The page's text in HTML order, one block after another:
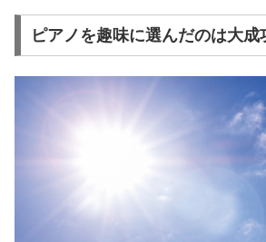
ピアノを趣味に選んだのは大成